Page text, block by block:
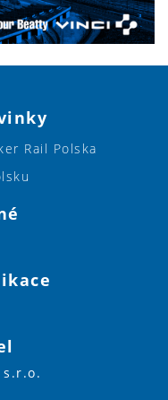
Rail Polska
s.r.o.